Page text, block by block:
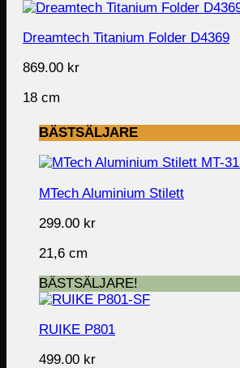
Dreamtech Titanium Folder D4369
869.00 kr
18 cm
BÄSTSÄLJARE
MTech Aluminium Stilett
299.00 kr
21,6 cm
BÄSTSÄLJARE!
RUIKE P801
499.00 kr